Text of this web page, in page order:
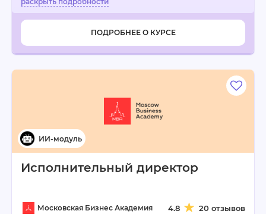
ПОДРОБНЕЕ О КУРСЕ
Исполнительный директор
Московская Бизнес Академия 4.8 20 отзывов